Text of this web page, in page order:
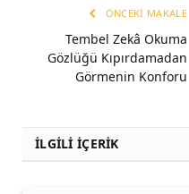
ÖNCEKI MAKALE
Tembel Zekâ Okuma
Gözlüğü Kıpırdamadan
Görmenin Konforu
İLGİLİ İÇERİK